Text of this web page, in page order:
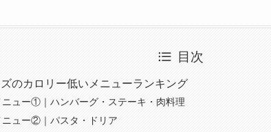
目次
のカロリー低いメニューランキング
ニュー①｜ハンバーグ・ステーキ・肉料理
ニュー②｜パスタ・ドリア